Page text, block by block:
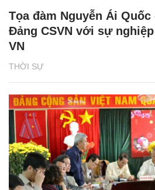
THỜI SỰ
Tọa đàm Nguyễn Ái
Đảng CSVN với sự nghiệp
VN